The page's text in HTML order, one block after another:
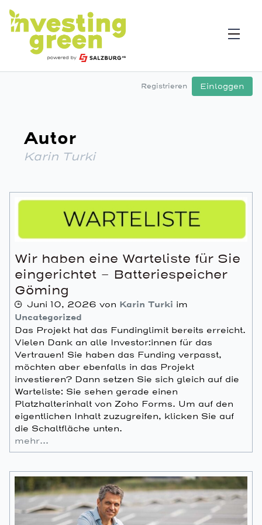
Registrieren Einloggen
Autor
Karin Turki
Wir haben eine Warteliste für Sie
eingerichtet – Batteriespeicher
Göming
Juni 10, 2026 von Karin Turki im
Uncategorized
Das Projekt hat das Fundinglimit bereits erreicht.
Vielen Dank an alle Investor:innen für das
Vertrauen! Sie haben das Funding verpasst,
möchten aber ebenfalls in das Projekt
investieren? Dann setzen Sie sich gleich auf die
Warteliste: Sie sehen gerade einen
Platzhalterinhalt von Zoho Forms. Um auf den
eigentlichen Inhalt zuzugreifen, klicken Sie auf
die Schaltfläche unten.
mehr…